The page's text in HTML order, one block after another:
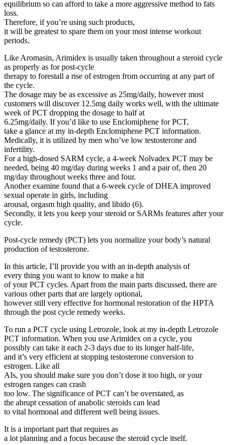
equilibrium so can afford to take a more aggressive method to fats
loss.
Therefore, if you’re using such products,
it will be greatest to spare them on your most intense workout
periods.
Like Aromasin, Arimidex is usually taken throughout a steroid cycle
as properly as for post-cycle
therapy to forestall a rise of estrogen from occurring at any part of
the cycle.
The dosage may be as excessive as 25mg/daily, however most
customers will discover 12.5mg daily works well, with the ultimate
week of PCT dropping the dosage to half at
6.25mg/daily. If you’d like to use Enclomiphene for PCT,
take a glance at my in-depth Enclomiphene PCT information.
Medically, it is utilized by men who’ve low testosterone and
infertility.
For a high-dosed SARM cycle, a 4-week Nolvadex PCT may be
needed, being 40 mg/day during weeks 1 and a pair of, then 20
mg/day throughout weeks three and four.
Another examine found that a 6-week cycle of DHEA improved
sexual operate in girls, including
arousal, orgasm high quality, and libido (6).
Secondly, it lets you keep your steroid or SARMs features after your
cycle.
Post-cycle remedy (PCT) lets you normalize your body’s natural
production of testosterone.
In this article, I’ll provide you with an in-depth analysis of
every thing you want to know to make a hit
of your PCT cycles. Apart from the main parts discussed, there are
various other parts that are largely optional,
however still very effective for hormonal restoration of the HPTA
through the post cycle remedy weeks.
To run a PCT cycle using Letrozole, look at my in-depth Letrozole
PCT information. When you use Arimidex on a cycle, you
possibly can take it each 2-3 days due to its longer half-life,
and it’s very efficient at stopping testosterone conversion to
estrogen. Like all
AIs, you should make sure you don’t dose it too high, or your
estrogen ranges can crash
too low. The significance of PCT can’t be overstated, as
the abrupt cessation of anabolic steroids can lead
to vital hormonal and different well being issues.
It is a important part that requires as
a lot planning and a focus because the steroid cycle itself.